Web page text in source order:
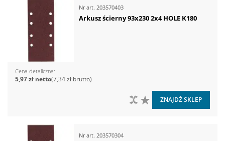
Nr art. 203570403
Arkusz ścierny 93x230 2x4 HOLE K180
Cena detaliczna
7,34 zł
5,97 zł
DO LISTY ŻYCZEŃ
DO PORÓWNANIA
ZNAJDŹ SKLEP
Nr art. 203570304